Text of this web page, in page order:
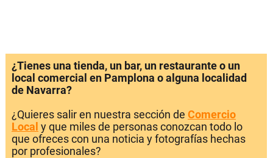
¿Tienes una tienda, un bar, un restaurante o un
local comercial en Pamplona o alguna localidad
de Navarra?
¿Quieres salir en nuestra sección de Comercio
Local y que miles de personas conozcan todo lo
que ofreces con una noticia y fotografías hechas
por profesionales?